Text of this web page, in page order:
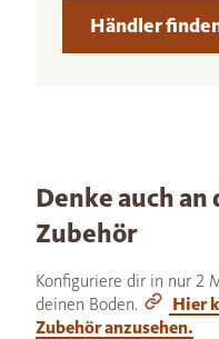
Händler
Denke auch an
Zubehör
Konfiguriere dir in nur 2
deinen Boden.
Hier
Zubehör anzusehen.